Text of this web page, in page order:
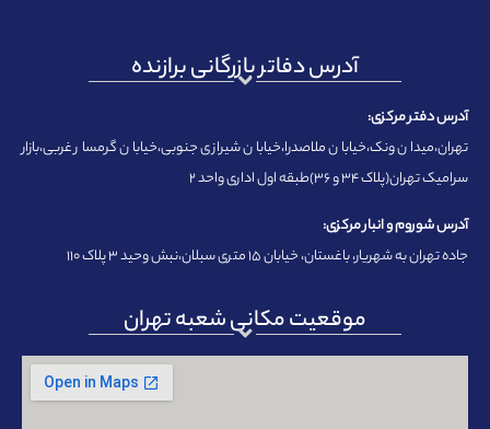
آدرس دفاتر بازرگانی برازنده
آدرس دفتر مرکزی:
تهران،میدان ونک،خیابان ملاصدرا،خیابان شیرازی جنوبی،خیابان گرمسار غربی،بازار
سرامیک تهران(پلاک ۳۴ و ۳۶)طبقه اول اداری واحد ۲
آدرس شوروم و انبار مرکزی:
جاده تهران به شهریار، باغستان، خیابان ۱۵ متری سبلان،نبش وحید ۳ پلاک ۱۱۰
موقعیت مکانی شعبه تهران